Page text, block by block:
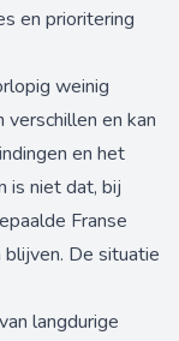
en prioritering
weinig
en kan
en het
is niet dat, bij
Franse
De situatie
langdurige